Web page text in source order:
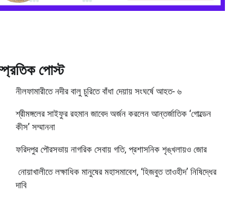
পোস্ট
নীলফামারীতে নদীর বালু চুরিতে বাঁধা দেয়ায় সংঘর্ষে আহত- ৬
শ্রীমঙ্গলের সাইফুর রহমান জাবেদ অর্জন করলেন আন্তর্জাতিক ‘গোল্ডেন
কীস’ সম্মাননা
ফরিদপুর পৌরসভায় নাগরিক সেবায় গতি, প্রশাসনিক শৃঙ্খলায়ও জোর
নোয়াখালীতে লক্ষাধিক মানুষের মহাসমাবেশ, ‘হিজবুত তাওহীদ’ নিষিদ্ধের
দাবি